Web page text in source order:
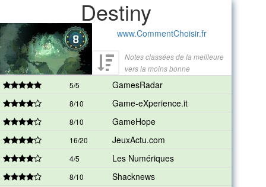
Destiny
www.CommentChoisir.fr
Notes classées de la meilleure
vers la moins bonne
5/5 GamesRadar
8/10 Game-eXperience.it
8/10 GameHope
16/20 JeuxActu.com
4/5 Les Numériques
8/10 Shacknews